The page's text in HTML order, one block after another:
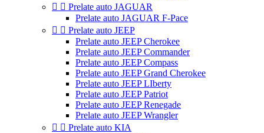
  Prelate auto JAGUAR
Prelate auto JAGUAR F-Pace
  Prelate auto JEEP
Prelate auto JEEP Cherokee
Prelate auto JEEP Commander
Prelate auto JEEP Compass
Prelate auto JEEP Grand Cherokee
Prelate auto JEEP LIberty
Prelate auto JEEP Patriot
Prelate auto JEEP Renegade
Prelate auto JEEP Wrangler
  Prelate auto KIA